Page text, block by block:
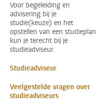
Voor begeleiding en
advisering bij je
studie(keuze) en het
opstellen van een studieplan
kun je terecht bij je
studieadviseur.
Studieadviseur
Veelgestelde vragen over
studieadviseurs